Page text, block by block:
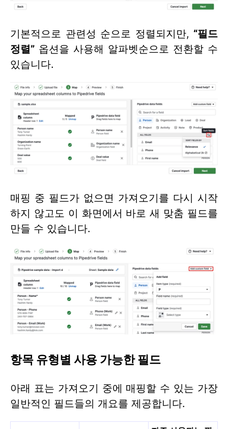
기본적으로 관련성 순으로 정렬되지만, “필드
정렬” 옵션을 사용해 알파벳순으로 전환할 수
있습니다.
매핑 중 필드가 없으면 가져오기를 다시 시작
하지 않고도 이 화면에서 바로 새 맞춤 필드를
만들 수 있습니다.
항목 유형별 사용 가능한 필드
아래 표는 가져오기 중에 매핑할 수 있는 가장
일반적인 필드들의 개요를 제공합니다.